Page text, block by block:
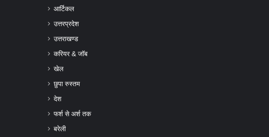
आर्टिकल
उत्तरप्रदेश
उत्तराखण्ड
करियर & जॉब
खेल
छुपा रुस्तम
देश
फर्श से अर्श तक
बरेली